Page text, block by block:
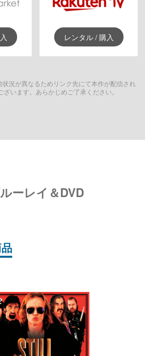
レンタル / 購入
況が異なるためリンク先にて本作が配信され
ざいます。あらかじめご了承ください。
ーレイ＆DVD